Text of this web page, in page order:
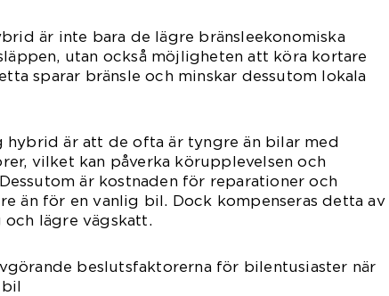
är inte bara de lägre bränsleekonomiska
utan också möjligheten att köra kortare
sparar bränsle och minskar dessutom lokala
hybrid är att de ofta är tyngre än bilar med
vilket kan påverka körupplevelsen och
är kostnaden för reparationer och
än för en vanlig bil. Dock kompenseras detta av
lägre vägskatt.
beslutsfaktorerna för bilentusiaster när